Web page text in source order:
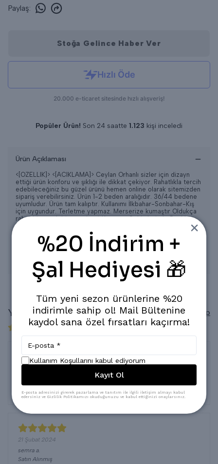
Paylaş:
Stoğa Gelince Haber Ver
Popüler Ürün! Son 24 saatte 1.123 kişi inceledi
Ürün Açıklaması
<[OZELLIK]> <[ACIKLAMA]> Ceylan Orhanlı sizler için dizayn
ettiği ürün konforu ve şıklığı ile dikkat çekiyor. Rahatlıkla tercih
edebileceğiniz bu güzel ürünü hemen online olarak sitemizden
sipariş verebilirsiniz. Ürün 1-2 beden aralığıdır. 36/44 bedene
uyumludur. Ürün tam kalıptır. Kullanımı İlkbahar-Sonbahar-Kış
için uygundur. Terletme yapmaz. Merserize kumaştır Oldukça
rahat bir ve şık bir üründür. * Konsept Çekimlerinde Renkler
Işık Farklılığından Dolayı Bazı Ürünlerde Değişiklik Gösterebilir.
* Yıkama: Ilık 30-35 Derecede elde Yıkama ayarında
Yapılabilir, * Ağartıcı ve yoğun kimyasal içeren deterjanların
kullanılması tavsiye edilmez. * Gölge de kurutma yapılması
<[SURELER]>
Yorumlar Yorum Yap
21 Şubat 2024
semra a.
Satın Alınmış
%20 İndirim +
Şal Hediyesi 🎁
Tüm yeni sezon ürünlerine %20
indirimle sahip ol! Mail Bültenine
kaydol sana özel fırsatları kaçırma!
Kullanım Koşullarını kabul ediyorum
Kayıt Ol
E-posta adresinizi girerek pazarlama ve tanıtım ile ilgili iletişim almayı kabul
edersiniz ve Gizlilik Politikamızı okuduğunuzu ve kabul ettiğinizi onaylarsınız.